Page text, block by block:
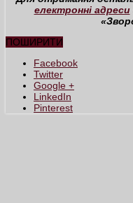
електронні адреси
ПОШИРИТИ
Facebook
Twitter
Google +
LinkedIn
Pinterest